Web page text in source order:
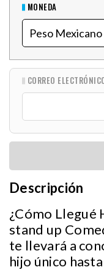
MONEDA
CORREO
Descripción
¿Cómo Llegué
stand up
te llevará a
hijo único